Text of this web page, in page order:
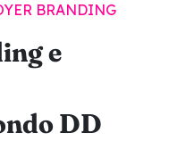
BRANDING
e
DD